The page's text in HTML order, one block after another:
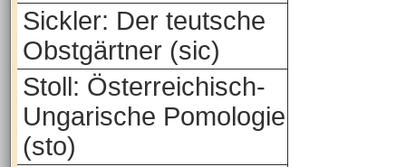
Sickler: Der teutsche
Obstgärtner (sic)
Stoll: Österreichisch-
Ungarische Pomologie
(sto)